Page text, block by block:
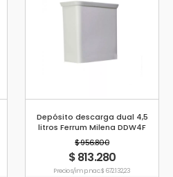
Depósito descarga dual 4,5
litros Ferrum Milena DDW4F
$ 956.800
$ 813.280
Precio s/imp. nac. $ 672.132,23